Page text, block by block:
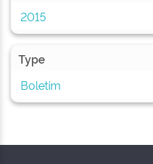
2015
Type
Boletim